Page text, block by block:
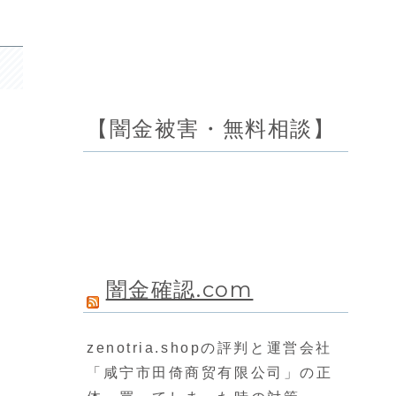
【闇金被害・無料相談】
闇金確認.com
zenotria.shopの評判と運営会社
「咸宁市田倚商贸有限公司」の正